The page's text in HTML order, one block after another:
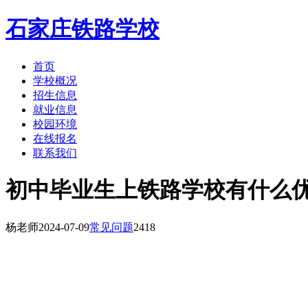
石家庄铁路学校
首页
学校概况
招生信息
就业信息
校园环境
在线报名
联系我们
初中毕业生上铁路学校有什么
杨老师2024-07-09常见问题2418